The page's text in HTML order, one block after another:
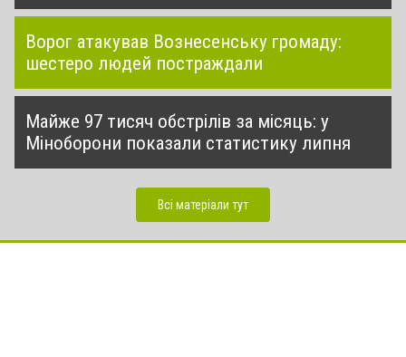
Ворог атакував Вознесенську громаду:
шестеро людей постраждали
Майже 97 тисяч обстрілів за місяць: у
Міноборони показали статистику липня
Всі матеріали тут